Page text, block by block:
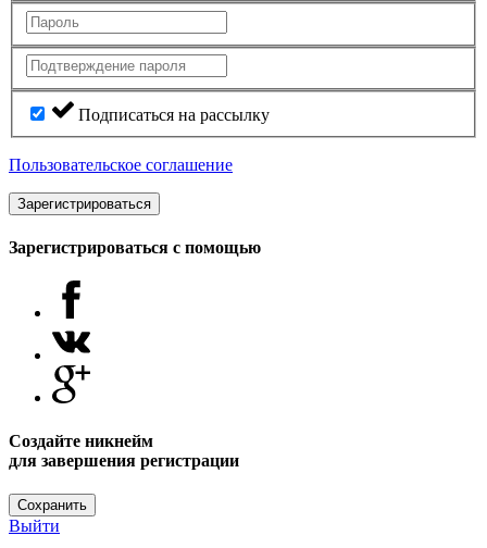
Подписаться на рассылку
Пользовательское соглашение
Зарегистрироваться
Зарегистрироваться с помощью
Создайте никнейм
для завершения регистрации
Сохранить
Выйти